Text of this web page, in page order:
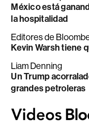
México está
la hospitalidad
Editores de
Kevin Warsh tiene
Liam Denning
Un Trump
grandes petroleras